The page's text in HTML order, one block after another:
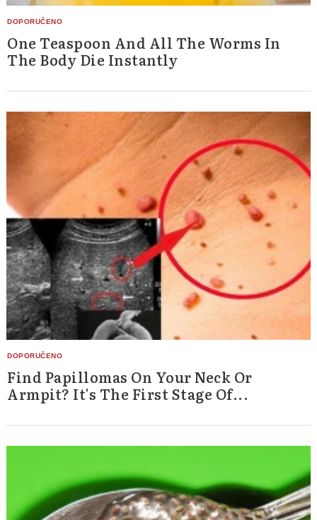
One Teaspoon And All The Worms In
The Body Die Instantly
Find Papillomas On Your Neck Or
Armpit? It's The First Stage Of...